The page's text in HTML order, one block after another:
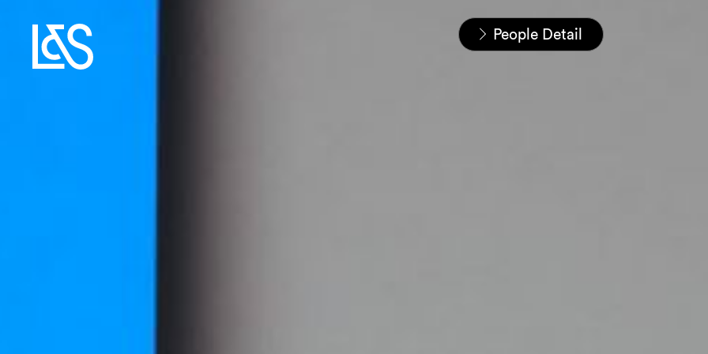
Startseite
Unser Team
People Detail